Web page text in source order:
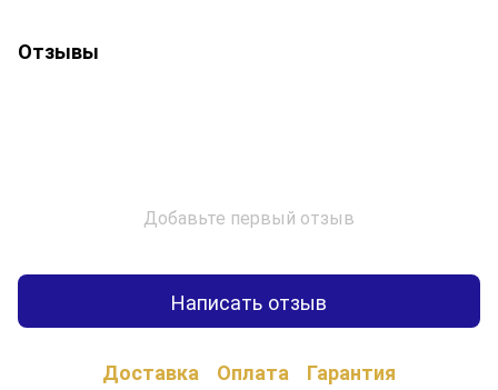
Отзывы
Добавьте первый отзыв
Написать отзыв
Доставка Оплата Гарантия